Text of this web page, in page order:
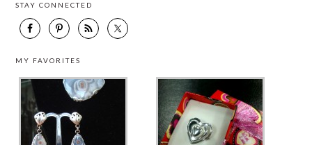
STAY CONNECTED
MY FAVORITES